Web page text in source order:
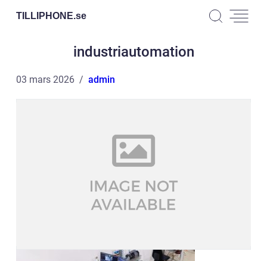
TILLIPHONE.se
industriautomation
03 mars 2026 admin